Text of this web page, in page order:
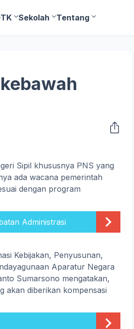
Sekolah Tentang
Sipil khususnya PNS yang
ada wacana pemerintah
dengan program
Administrasi
Kebijakan, Penyusunan,
Aparatur Negara
Sumarsono mengatakan,
akan diberikan kompensasi